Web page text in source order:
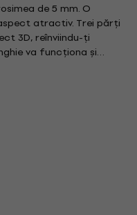
de 5 mm. O
atractiv. Trei părți
3D, reînviindu-ți
va funcționa și
3 straturi, veți obține
Macrame Rope 5mm